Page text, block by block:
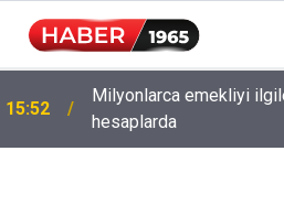
15:52
Milyonlarca emekliyi
hesaplarda